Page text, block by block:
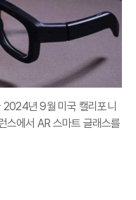
년 9월 미국 캘리포니
스에서 AR 스마트 글래스를